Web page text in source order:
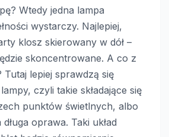
Wtedy jedna lampa
wystarczy. Najlepiej,
klosz skierowany w dół –
skoncentrowane. A co z
Tutaj lepiej sprawdzą się
czyli takie składające się
punktów świetlnych, albo
oprawa. Taki układ